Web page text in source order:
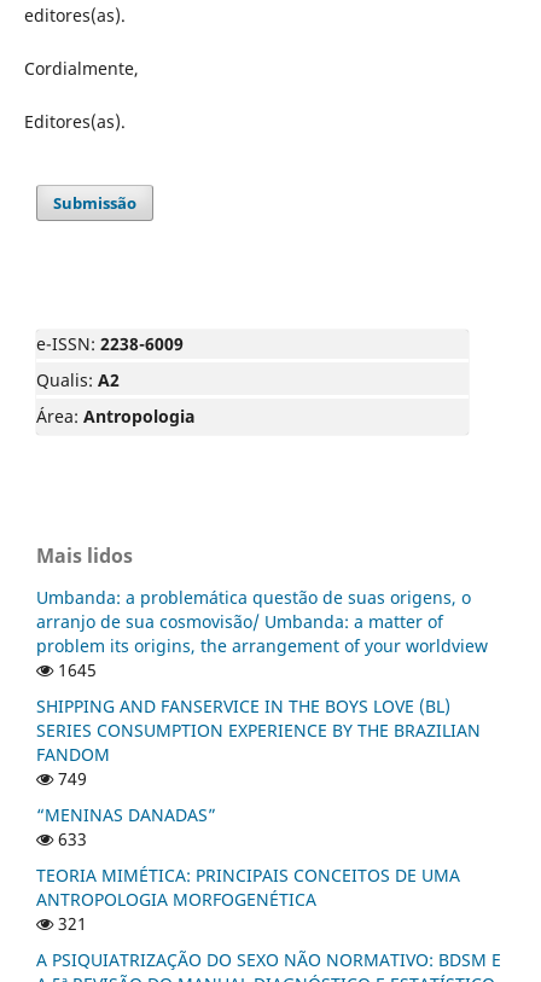
editores(as).
Cordialmente,
Editores(as).
Submissão
e-ISSN: 2238-6009
Qualis: A2
Área: Antropologia
Mais lidos
Umbanda: a problemática questão de suas origens, o
arranjo de sua cosmovisão/ Umbanda: a matter of
problem its origins, the arrangement of your worldview
1645
SHIPPING AND FANSERVICE IN THE BOYS LOVE (BL)
SERIES CONSUMPTION EXPERIENCE BY THE BRAZILIAN
FANDOM
749
“MENINAS DANADAS”
633
TEORIA MIMÉTICA: PRINCIPAIS CONCEITOS DE UMA
ANTROPOLOGIA MORFOGENÉTICA
321
A PSIQUIATRIZAÇÃO DO SEXO NÃO NORMATIVO: BDSM E